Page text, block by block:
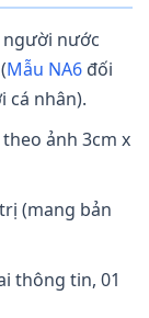
người nước
Mẫu NA6 đối
cá nhân).
ảnh 3cm x
(mang bản
thông tin, 01